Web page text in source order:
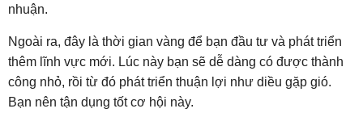
nhuận.
Ngoài ra, đây là thời gian vàng để bạn đầu tư và phát triển
thêm lĩnh vực mới. Lúc này bạn sẽ dễ dàng có được thành
công nhỏ, rồi từ đó phát triển thuận lợi như diều gặp gió.
Bạn nên tận dụng tốt cơ hội này.